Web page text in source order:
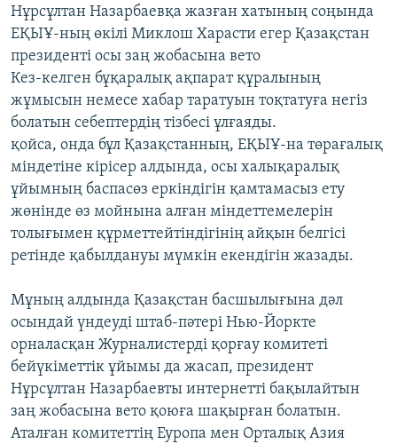
Нұрсұлтан Назарбаевқа жазған хатының соңында
ЕҚЫҰ-ның өкілі Миклош Харасти егер Қазақстан
президенті осы заң жобасына вето
Кез-келген бұқаралық ақпарат құралының
жұмысын немесе хабар таратуын тоқтатуға негіз
болатын себептердің тізбесі ұлғаяды.
қойса, онда бұл Қазақстанның, ЕҚЫҰ-на төрағалық
міндетіне кірісер алдында, осы халықаралық
ұйымның баспасөз еркіндігін қамтамасыз ету
жөнінде өз мойнына алған міндеттемелерін
толығымен құрметтейтіндігінің айқын белгісі
ретінде қабылдануы мүмкін екендігін жазады.
Мұның алдында Қазақстан басшылығына дәл
осындай үндеуді штаб-пәтері Нью-Йоркте
орналасқан Журналистерді қорғау комитеті
бейүкіметтік ұйымы да жасап, президент
Нұрсұлтан Назарбаевты интернетті бақылайтын
заң жобасына вето қоюға шақырған болатын.
Аталған комитеттің Еуропа мен Орталық Азия